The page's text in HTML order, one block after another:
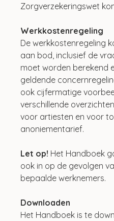
Zorgverzekeringswet
Werkkostenregeling
De werkkostenregeling
aan bod, inclusief de
moet worden berekend
geldende
ook cijfermatige
verschillende
voor artiesten en voor
anoniementarief.
Let op! Het Handboek
ook in op de gevolgen
bepaalde werknemers.
Downloaden
Het Handboek is te